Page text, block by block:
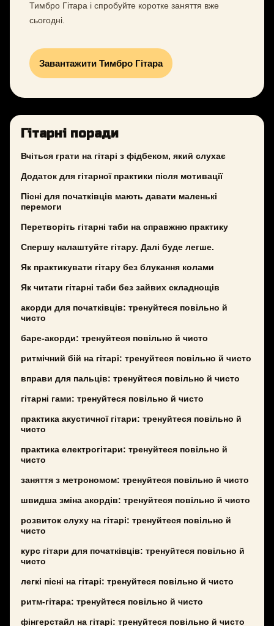
Тимбро Гітара і спробуйте коротке заняття вже
сьогодні.
Завантажити Тимбро Гітара
Гітарні поради
Вчіться грати на гітарі з фідбеком, який слухає
Додаток для гітарної практики після мотивації
Пісні для початківців мають давати маленькі
перемоги
Перетворіть гітарні таби на справжню практику
Спершу налаштуйте гітару. Далі буде легше.
Як практикувати гітару без блукання колами
Як читати гітарні таби без зайвих складнощів
акорди для початківців: тренуйтеся повільно й
чисто
баре-акорди: тренуйтеся повільно й чисто
ритмічний бій на гітарі: тренуйтеся повільно й чисто
вправи для пальців: тренуйтеся повільно й чисто
гітарні гами: тренуйтеся повільно й чисто
практика акустичної гітари: тренуйтеся повільно й
чисто
практика електрогітари: тренуйтеся повільно й
чисто
заняття з метрономом: тренуйтеся повільно й чисто
швидша зміна акордів: тренуйтеся повільно й чисто
розвиток слуху на гітарі: тренуйтеся повільно й
чисто
курс гітари для початківців: тренуйтеся повільно й
чисто
легкі пісні на гітарі: тренуйтеся повільно й чисто
ритм-гітара: тренуйтеся повільно й чисто
фінгерстайл на гітарі: тренуйтеся повільно й чисто